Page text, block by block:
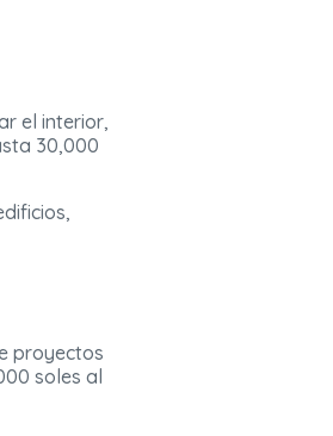
el interior,
30,000
proyectos
soles al